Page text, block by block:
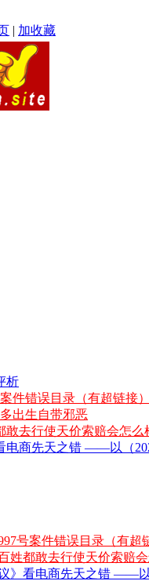
| 加收藏
析
件错误目录（有超链接）
出生自带邪恶
敢去行使天价索赔会怎么
电商先天之错 ——以（
号案件错误目录（有超
姓都敢去行使天价索赔
》看电商先天之错 ——以